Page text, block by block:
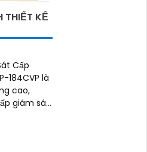
THIẾT KẾ
Cấp
184CVP là
cao,
giám sát